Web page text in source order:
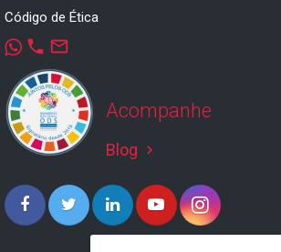
Código de Ética
phone mail_outline
Acompanhe
Blog keyboard_arrow_right